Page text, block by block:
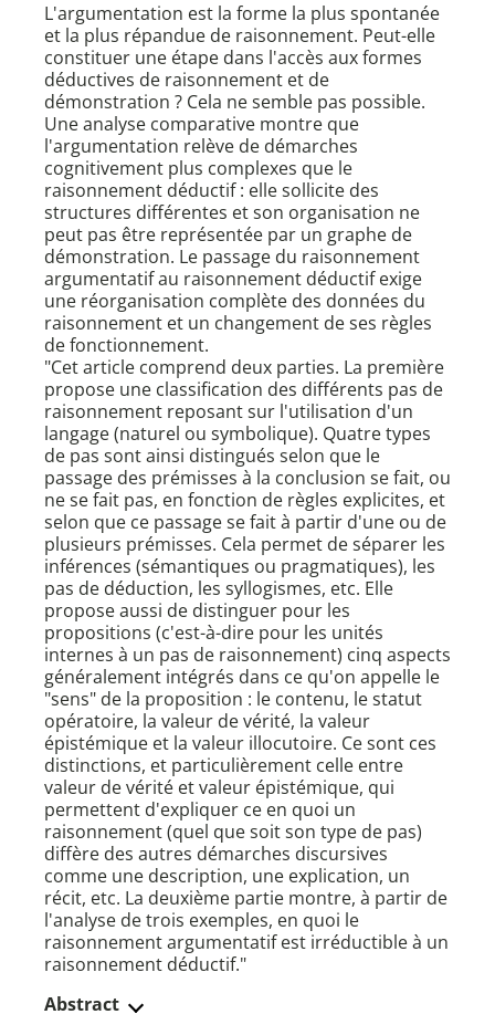
L'argumentation est la forme la plus spontanée
et la plus répandue de raisonnement. Peut-elle
constituer une étape dans l'accès aux formes
déductives de raisonnement et de
démonstration ? Cela ne semble pas possible.
Une analyse comparative montre que
l'argumentation relève de démarches
cognitivement plus complexes que le
raisonnement déductif : elle sollicite des
structures différentes et son organisation ne
peut pas être représentée par un graphe de
démonstration. Le passage du raisonnement
argumentatif au raisonnement déductif exige
une réorganisation complète des données du
raisonnement et un changement de ses règles
de fonctionnement.
"Cet article comprend deux parties. La première
propose une classification des différents pas de
raisonnement reposant sur l'utilisation d'un
langage (naturel ou symbolique). Quatre types
de pas sont ainsi distingués selon que le
passage des prémisses à la conclusion se fait, ou
ne se fait pas, en fonction de règles explicites, et
selon que ce passage se fait à partir d'une ou de
plusieurs prémisses. Cela permet de séparer les
inférences (sémantiques ou pragmatiques), les
pas de déduction, les syllogismes, etc. Elle
propose aussi de distinguer pour les
propositions (c'est-à-dire pour les unités
internes à un pas de raisonnement) cinq aspects
généralement intégrés dans ce qu'on appelle le
"sens" de la proposition : le contenu, le statut
opératoire, la valeur de vérité, la valeur
épistémique et la valeur illocutoire. Ce sont ces
distinctions, et particulièrement celle entre
valeur de vérité et valeur épistémique, qui
permettent d'expliquer ce en quoi un
raisonnement (quel que soit son type de pas)
diffère des autres démarches discursives
comme une description, une explication, un
récit, etc. La deuxième partie montre, à partir de
l'analyse de trois exemples, en quoi le
raisonnement argumentatif est irréductible à un
raisonnement déductif."
Abstract